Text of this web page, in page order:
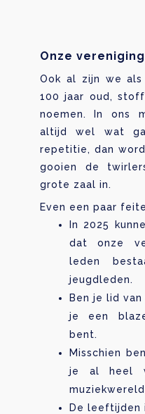
Onze vereniging
Ook al zijn we
100 jaar oud,
noemen. In ons
altijd wel wat
repetitie, dan
gooien de
grote zaal in.
Even een paar
In 2025
dat onze
leden
jeugdleden.
Ben je lid
je een
bent.
Misschien
je al heel
De leeftijden